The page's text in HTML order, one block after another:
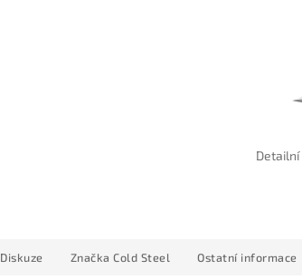
Diskuze Značka Cold Steel Ostatní informace